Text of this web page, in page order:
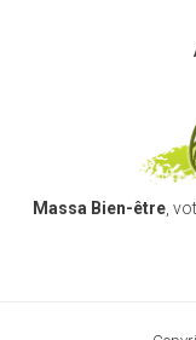
Massa Bien-être,